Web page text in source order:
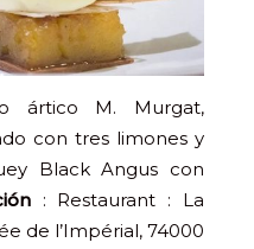
ártico M. Murgat,
con tres limones y
Black Angus con
: Restaurant : La
de l’Impérial, 74000